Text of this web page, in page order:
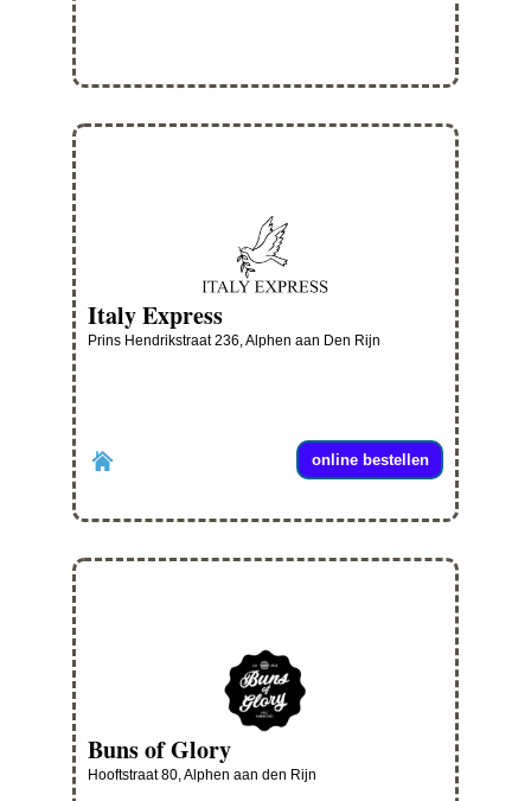
Italy Express
Prins Hendrikstraat 236, Alphen aan Den Rijn
online bestellen
Buns of Glory
Hooftstraat 80, Alphen aan den Rijn